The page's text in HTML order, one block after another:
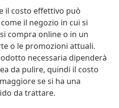
il costo effettivo può
il negozio in cui si
compra online o in un
o le promozioni attuali.
necessaria dipenderà
da pulire, quindi il costo
se si ha una
da trattare.